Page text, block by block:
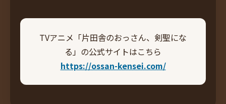
TVアニメ「片田舎のおっさん、剣聖にな
る」の公式サイトはこちら
https://ossan-kensei.com/